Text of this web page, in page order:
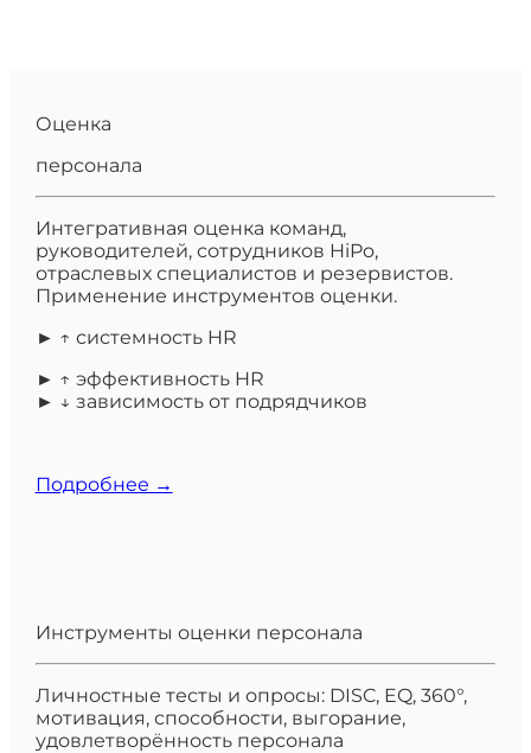
Оценка
персонала
Интегративная оценка команд,
руководителей, сотрудников HiPo,
отраслевых специалистов и резервистов.
Применение инструментов оценки.
► ↑ системность HR
► ↑ эффективность HR
► ↓ зависимость от подрядчиков
Подробнее →
Инструменты оценки персонала
Личностные тесты и опросы: DISC, EQ, 360°,
мотивация, способности, выгорание,
удовлетворённость персонала